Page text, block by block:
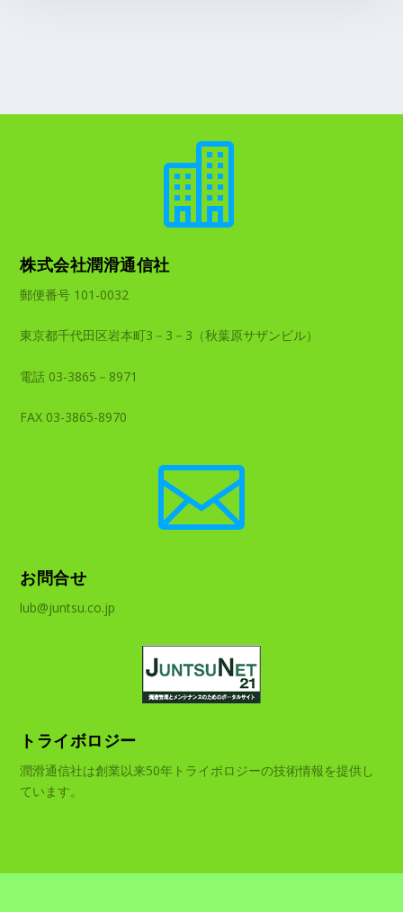

株式会社潤滑通信社
郵便番号 101-0032
東京都千代田区岩本町3－3－3（秋葉原サザンビル）
電話 03-3865－8971
FAX 03-3865-8970

お問合せ
lub@juntsu.co.jp
トライボロジー
潤滑通信社は創業以来50年トライボロジーの技術情報を提供し
ています。